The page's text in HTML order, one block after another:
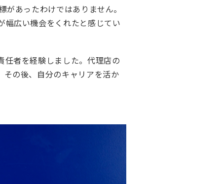
あったわけではありません。
幅広い機会をくれたと感じてい
任者を経験しました。代理店の
の後、自分のキャリアを活か